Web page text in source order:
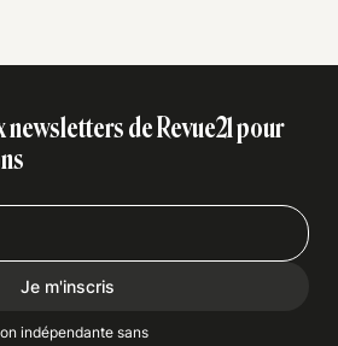
de Revue21 pour
Je m'inscris
indépendante sans